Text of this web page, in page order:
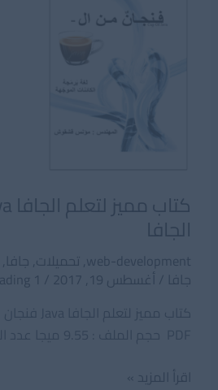
HTML
الجافا
web-development
,تحميلات, جافا,
جافا / أغسطس 19, 2017 /
1 minute of reading
كتاب
اقرأ المزيد »